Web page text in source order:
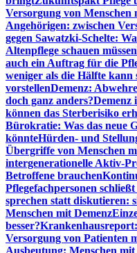
Versorgung von Menschen
Angehörigen: zwischen
gegen Sawatzki-Schelte:
Altenpflege schauen müssen
auch ein Auftrag für die
weniger als die Hälfte
vorstellenDemenz:
doch ganz anders?Demenz
können das Sterberisiko
Bürokratie: Was das neue
könnteHürden- und
Übergriffe von Menschen
intergenerationelle Aktiv-
Betroffene brauchen
Pflegefachpersonen
sprechen statt diskutieren:
Menschen mit Demenz
besser?
Versorgung von Patienten
Ausbeutung: Menschen mit